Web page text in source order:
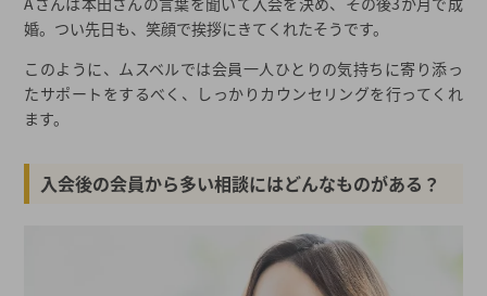
婚。つい先日も、笑顔で挨拶にきてくれたそうです。
このように、ムスベルでは会員一人ひとりの気持ちに寄り添っ
たサポートをするべく、しっかりカウンセリングを行ってくれ
ます。
入会後の会員から多い相談にはどんなものがある？